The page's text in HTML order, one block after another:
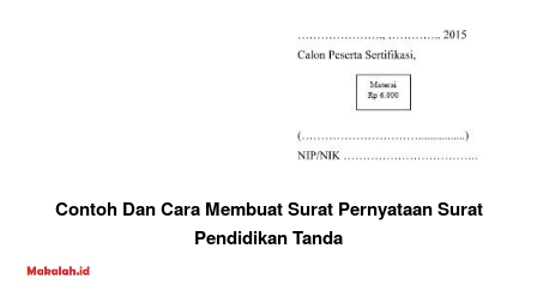
Contoh Dan Cara Membuat Surat Pernyataan Surat
Pendidikan Tanda